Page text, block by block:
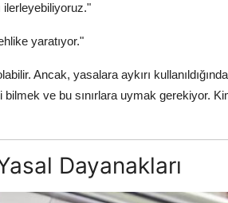
ilerleyebiliyoruz."
yaratıyor."
Ancak, yasalara aykırı kullanıldığında
bilmek ve bu sınırlara uymak gerekiyor.
Dayanakları